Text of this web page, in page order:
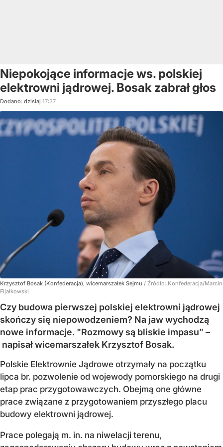
Niepokojące informacje ws. polskiej
elektrowni jądrowej. Bosak zabrał głos
Dodano: dzisiaj 17:37
Krzysztof Bosak (Konfederacja), wicemarszałek Sejmu / Źródło: Konfederacja/Marcin
Fijałkowski
Czy budowa pierwszej polskiej elektrowni jądrowej
skończy się niepowodzeniem? Na jaw wychodzą
nowe informacje. "Rozmowy są bliskie impasu” –
napisał wicemarszałek Krzysztof Bosak.
Polskie Elektrownie Jądrowe otrzymały na początku
lipca br. pozwolenie od wojewody pomorskiego na drugi
etap prac przygotowawczych. Obejmą one główne
prace związane z przygotowaniem przyszłego placu
budowy elektrowni jądrowej.
Prace polegają m. in. na niwelacji terenu,